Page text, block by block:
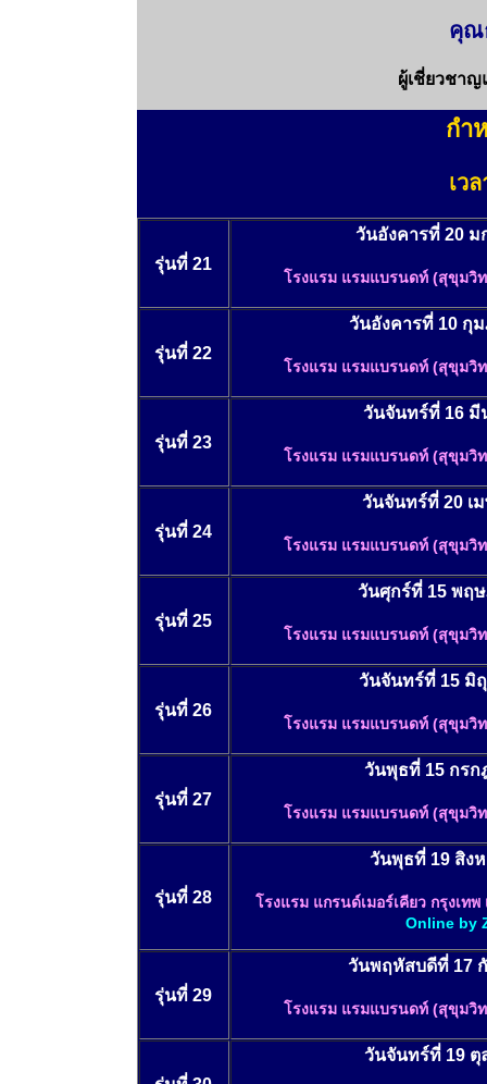
คุณ
ผู้เชี่ยวชา
กำ
เว
รุ่นที่ 21
วันอังคารที่ 20 ม
โรงแรม แรมแบรนดท์ (สุขุมวิ
รุ่นที่ 22
วันอังคารที่ 10 กุ
โรงแรม แรมแบรนดท์ (สุขุมวิ
รุ่นที่ 23
วันจันทร์ที่ 16 มี
โรงแรม แรมแบรนดท์ (สุขุมวิ
รุ่นที่ 24
วันจันทร์ที่ 20 เ
โรงแรม แรมแบรนดท์ (สุขุมวิ
รุ่นที่ 25
วันศุกร์ที่ 15 พฤ
โรงแรม แรมแบรนดท์ (สุขุมวิ
รุ่นที่ 26
วันจันทร์ที่ 15 มิ
โรงแรม แรมแบรนดท์ (สุขุมวิ
รุ่นที่ 27
วันพุธที่ 15 กรก
โรงแรม แรมแบรนดท์ (สุขุมวิ
รุ่นที่ 28
วันพุธที่ 19 สิง
โรงแรม แกรนด์เมอร์เคียว กรุงเท
Online by
รุ่นที่ 29
วันพฤหัสบดีที่ 17
โรงแรม แรมแบรนดท์ (สุขุมวิ
วันจันทร์ที่ 19 ตุ